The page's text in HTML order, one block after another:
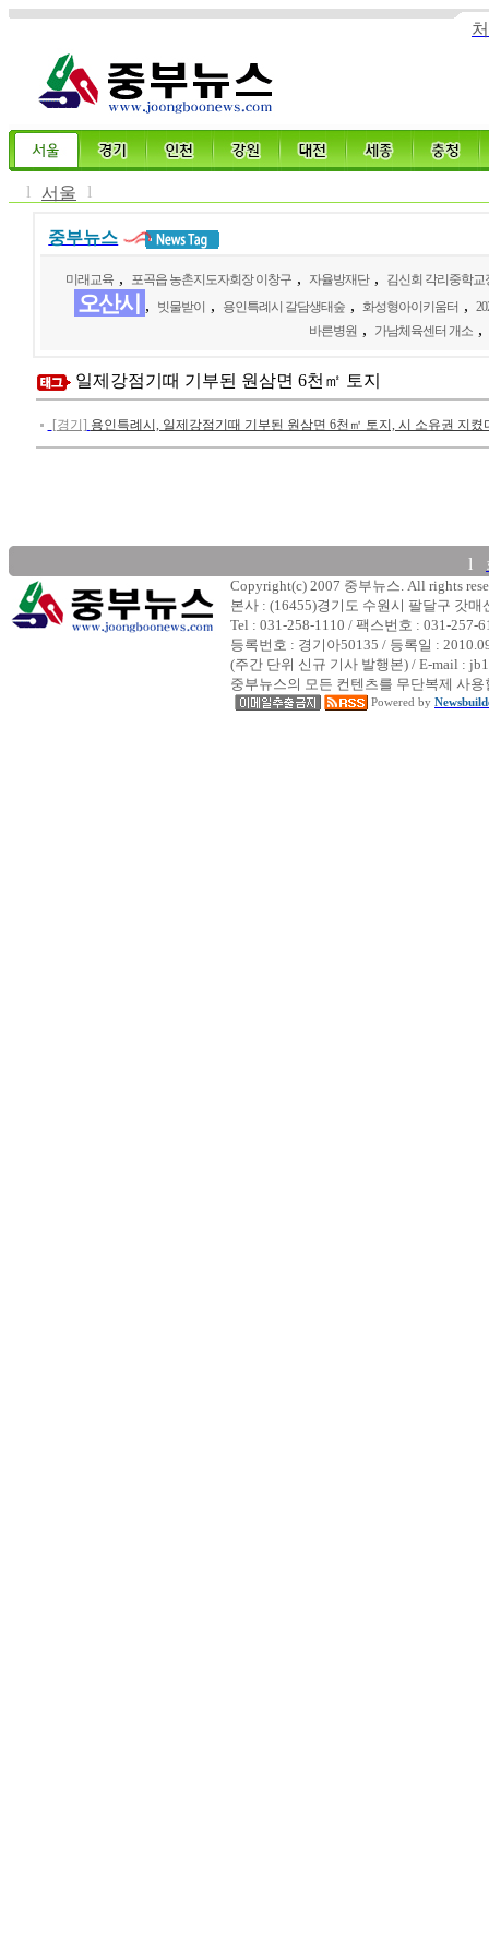
l 서울 l
중부뉴스
미래교육 , 포곡읍 농촌지도자회장 이창구 , 자율방재단 , 김신회 각리중학교
오산시 , 빗물받이 , 용인특례시 갈담생태숲 , 화성형아이키움터 ,
바른병원 , 가남체육센터 개소 ,
일제강점기때 기부된 원삼면 6천㎡ 토지
[경기] 용인특례시, 일제강점기때 기부된 원삼면 6천㎡ 토지, 시 소유권 지켰
l
Copyright(c) 2007 중부뉴스. All rights
본사 : (16455)경기도 수원시 팔달구 갓
Tel : 031-258-1110 / 팩스번호 : 031-257-
등록번호 : 경기아50135 / 등록일 :
(주간 단위 신규 기사 발행본) / E-mail :
중부뉴스의 모든 컨텐츠를 무단복제 사
Powered by